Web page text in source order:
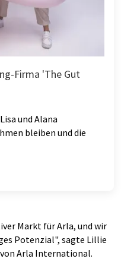
Firma 'The Gut
und Alana
bleiben und die
Markt für Arla, und wir
Potenzial", sagte Lillie
von Arla International.